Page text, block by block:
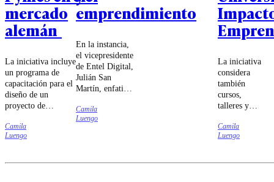
mercado
alemán
La iniciativa incluye
un programa de
capacitación para el
diseño de un
proyecto de
un viaje a Alemania
para reuniones con
la implementación
Camila
Luengo
emprendimiento
En la instancia,
el vicepresidente
de Entel Digital,
Julián San
Martín, enfatizó
oportunidades
para el
tecnología,
Camila
Luengo
La iniciativa
considera
también
cursos,
talleres y
que
permitirán
participantes
Camila
Luengo